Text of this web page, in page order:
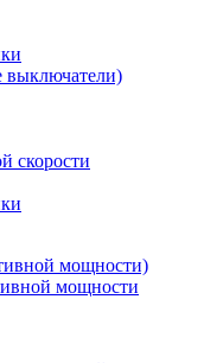
выключатели)
скорости
мощности)
мощности